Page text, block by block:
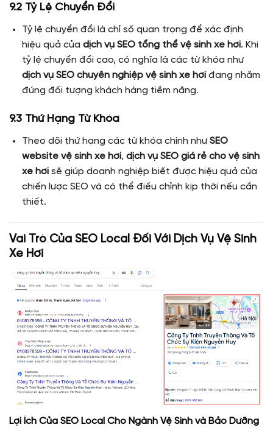
9.2 Tỷ Lệ Chuyển Đổi
Tỷ lệ chuyển đổi là chỉ số quan trọng để xác định
hiệu quả của dịch vụ SEO tổng thể vệ sinh xe hơi. Khi
tỷ lệ chuyển đổi cao, có nghĩa là các từ khóa như
dịch vụ SEO chuyên nghiệp vệ sinh xe hơiđang nhắm
đúng đối tượng khách hàng tiềm năng.
9.3 Thứ Hạng Từ Khóa
Theo dõi thứ hạng các từ khóa chính nhưSEO
website vệ sinh xe hơi, dịch vụ SEO giá rẻ cho vệ sinh
xe hơisẽ giúp doanh nghiệp biết được hiệu quả của
chiến lược SEO và có thể điều chỉnh kịp thời nếu cần
thiết.
Vai Trò Của SEO Local Đối Với Dịch Vụ Vệ Sinh
Xe Hơi
Lợi Ích Của SEO Local Cho Ngành Vệ Sinh và Bảo Dưỡng